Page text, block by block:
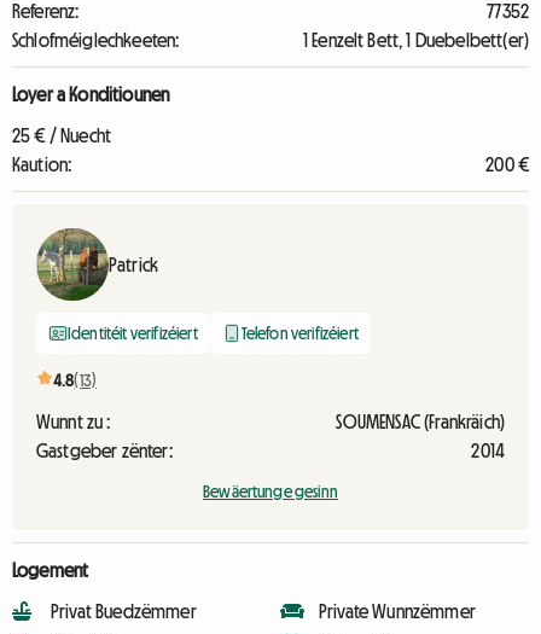
Referenz:
77352
Schlofméiglechkeeten:
1 Eenzelt Bett, 1 Duebelbett(er)
Loyer a Konditiounen
25 € / Nuecht
Kaution:
200 €
Patrick
Identitéit verifizéiert Telefon verifizéiert
4.8(13)
Wunnt zu :
SOUMENSAC (Frankräich)
Gastgeber zënter:
2014
Bewäertunge gesinn
Logement
Privat Buedzëmmer
Private Wunnzëmmer